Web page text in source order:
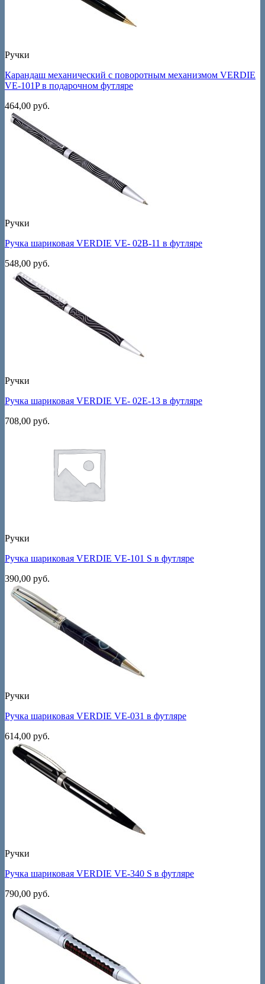
Ручки
Карандаш механический с поворотным механизмом VERDIE
VE-101P в подарочном футляре
464,00 руб.
Ручки
Ручка шариковая VERDIE VE- 02B-11 в футляре
548,00 руб.
Ручки
Ручка шариковая VERDIE VE- 02E-13 в футляре
708,00 руб.
Ручки
Ручка шариковая VERDIE VE-101 S в футляре
390,00 руб.
Ручки
Ручка шариковая VERDIE VE-031 в футляре
614,00 руб.
Ручки
Ручка шариковая VERDIE VE-340 S в футляре
790,00 руб.